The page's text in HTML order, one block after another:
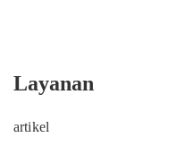
Layanan
artikel